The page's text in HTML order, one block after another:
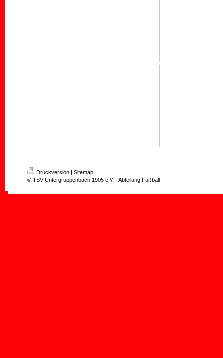
Druckversion | Sitemap
© TSV Untergruppenbach 1905 e.V. - Abteilung Fußball